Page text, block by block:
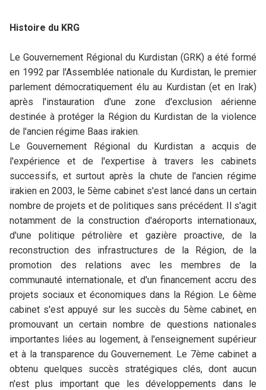
Histoire du KRG
Le Gouvernement Régional du Kurdistan (GRK) a été formé
en 1992 par l'Assemblée nationale du Kurdistan, le premier
parlement démocratiquement élu au Kurdistan (et en Irak)
après l'instauration d'une zone d'exclusion aérienne
destinée à protéger la Région du Kurdistan de la violence
de l'ancien régime Baas irakien.
Le Gouvernement Régional du Kurdistan a acquis de
l'expérience et de l'expertise à travers les cabinets
successifs, et surtout après la chute de l'ancien régime
irakien en 2003, le 5ème cabinet s'est lancé dans un certain
nombre de projets et de politiques sans précédent. Il s'agit
notamment de la construction d'aéroports internationaux,
d'une politique pétrolière et gazière proactive, de la
reconstruction des infrastructures de la Région, de la
promotion des relations avec les membres de la
communauté internationale, et d'un financement accru des
projets sociaux et économiques dans la Région. Le 6ème
cabinet s'est appuyé sur les succès du 5ème cabinet, en
promouvant un certain nombre de questions nationales
importantes liées au logement, à l'enseignement supérieur
et à la transparence du Gouvernement. Le 7ème cabinet a
obtenu quelques succès stratégiques clés, dont aucun
n'est plus important que les développements dans le